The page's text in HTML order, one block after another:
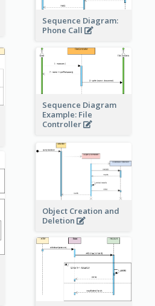
Sequence Diagram:
Phone Call
Sequence Diagram
Example: File
Controller
Object Creation and
Deletion